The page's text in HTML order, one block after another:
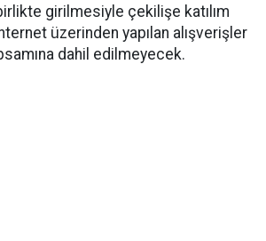
girilmesiyle çekilişe katılım
üzerinden yapılan alışverişler
dahil edilmeyecek.